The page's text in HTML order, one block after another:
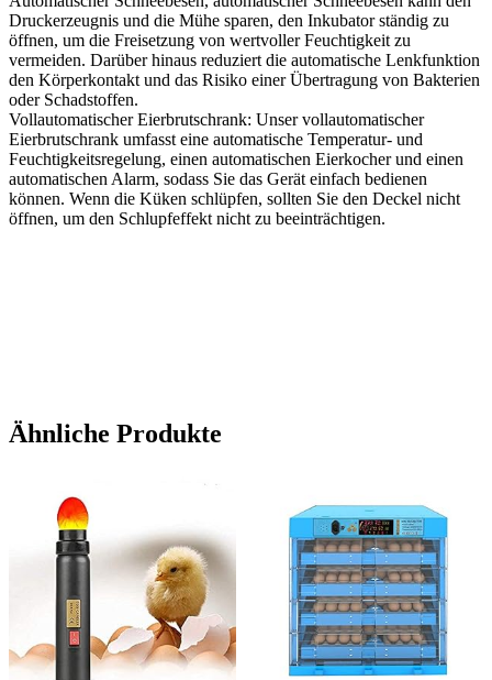
Druckerzeugnis und die Mühe sparen, den Inkubator ständig zu
öffnen, um die Freisetzung von wertvoller Feuchtigkeit zu
vermeiden. Darüber hinaus reduziert die automatische Lenkfunktion
den Körperkontakt und das Risiko einer Übertragung von Bakterien
oder Schadstoffen.
Vollautomatischer Eierbrutschrank: Unser vollautomatischer
Eierbrutschrank umfasst eine automatische Temperatur- und
Feuchtigkeitsregelung, einen automatischen Eierkocher und einen
automatischen Alarm, sodass Sie das Gerät einfach bedienen
können. Wenn die Küken schlüpfen, sollten Sie den Deckel nicht
öffnen, um den Schlupfeffekt nicht zu beeinträchtigen.
Ähnliche Produkte